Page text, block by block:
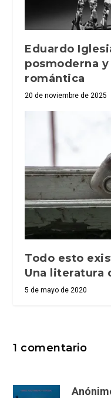
Eduardo
posmoderna
romántica
20 de noviembre de 2025
Todo esto
Una literatura
5 de mayo de 2020
1 comentario